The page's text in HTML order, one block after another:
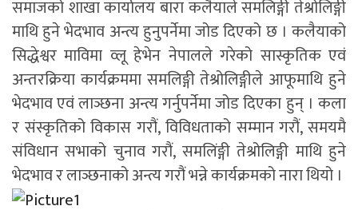
समाजको शाखा कार्यालय बारा कलैयाले समलिङ्गी तेश्रोलिङ्गी
माथि हुने भेदभाव अन्त्य हुनुपर्नेमा जोड दिएको छ । कलैयाको
सिद्धेश्वर माविमा व्लू हेभेन नेपालले गरेको सास्कृतिक एवं
अन्तरक्रिया कार्यक्रममा समलिङ्गी तेश्रोलिङ्गीले आफूमाथि हुने
भेदभाव एवं लाञ्छना अन्त्य गर्नुपर्नेमा जोड दिएका हुन् । कला
र संस्कृतिको विकास गरौं, विविधताको सम्मान गरौं, समयमै
संविधान सभाको चुनाव गरौं, समलिंङ्गी तेश्रोलिङ्गी माथि हुने
भेदभाव र लाञ्छनाको अन्त्य गरौं भन्ने कार्यक्रमको नारा थियो ।